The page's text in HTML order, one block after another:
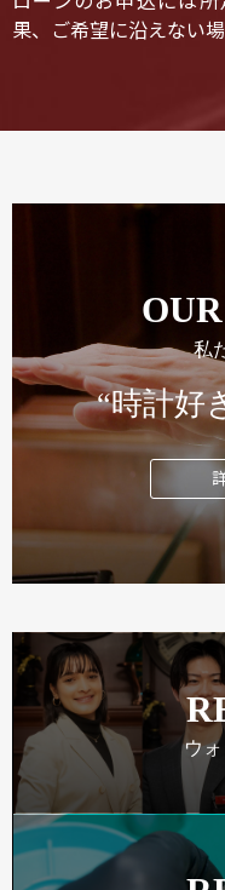
果、ご希望に沿えない場
私
“時計好
ウ